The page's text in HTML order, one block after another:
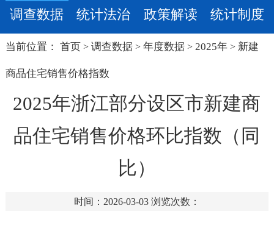
调查数据
统计法治 政策解读 统计制度
当前位置： 首页 > 调查数据 > 年度数据 > 2025年 > 新建
商品住宅销售价格指数
2025年浙江部分设区市新建商
品住宅销售价格环比指数（同
比）
时间：2026-03-03 浏览次数：